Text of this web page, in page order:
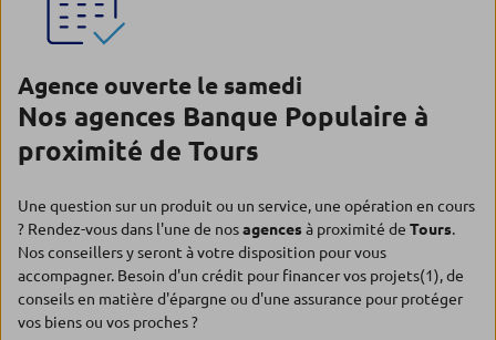
Agence ouverte le samedi
Nos agences Banque Populaire à
proximité de Tours
Une question sur un produit ou un service, une opération en cours
? Rendez-vous dans l'une de nosagencesà proximité de Tours.
Nos conseillers y seront à votre disposition pour vous
accompagner. Besoin d'un crédit pour financer vos projets(1), de
conseils en matière d'épargne ou d'une assurance pour protéger
vos biens ou vos proches ?